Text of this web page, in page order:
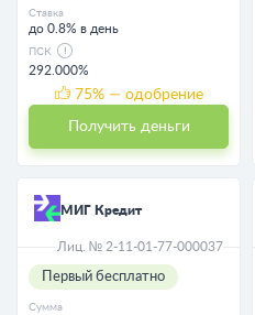
Ставка
до 0.8% в день
ПСК
292.000%
75% — одобрение
Получить деньги
МИГ Кредит
Лиц. № 2-11-01-77-000037
Первый бесплатно
Сумма